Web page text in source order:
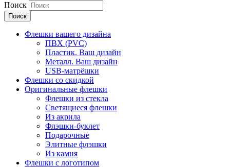
Поиск
Флешки вашего дизайна
ПВХ (PVC)
Пластик. Ваш дизайн
Металл. Ваш дизайн
USB-матрёшки
Флешки со скидкой
Оригинальные флешки
Флешки из стекла
Светящиеся флешки
Из акрила
Флэшки-буклет
Подарочные
Элитные флэшки
Из камня
Флешки с логотипом